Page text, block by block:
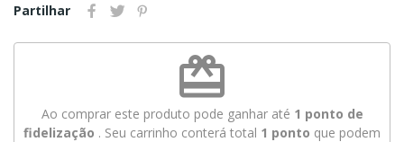
Partilhar
redeem
Ao comprar este produto pode ganhar até 1 ponto de
fidelização . Seu carrinho conterá total 1 ponto que podem